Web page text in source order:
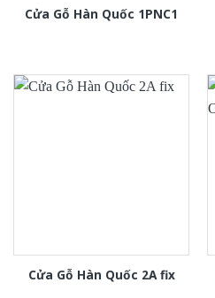
Cửa Gỗ Hàn Quốc 1PNC1
Cửa Gỗ Hàn Quốc 2A fix